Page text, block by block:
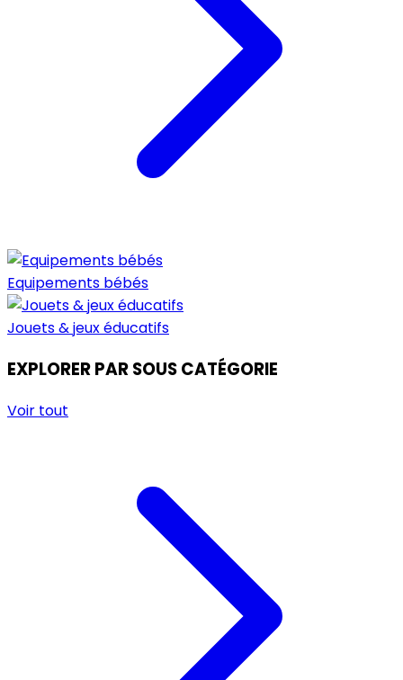
Equipements bébés
Jouets & jeux éducatifs
EXPLORER PAR SOUS CATÉGORIE
Voir tout